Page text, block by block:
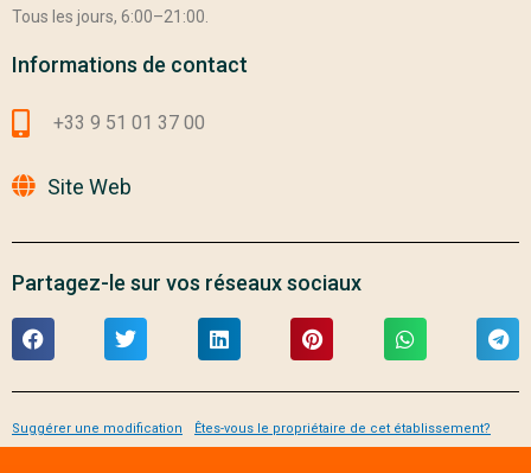
Tous les jours, 6:00–21:00.
Informations de contact
+33 9 51 01 37 00
Site Web
Partagez-le sur vos réseaux sociaux
Suggérer une modification Êtes-vous le propriétaire de cet établissement?